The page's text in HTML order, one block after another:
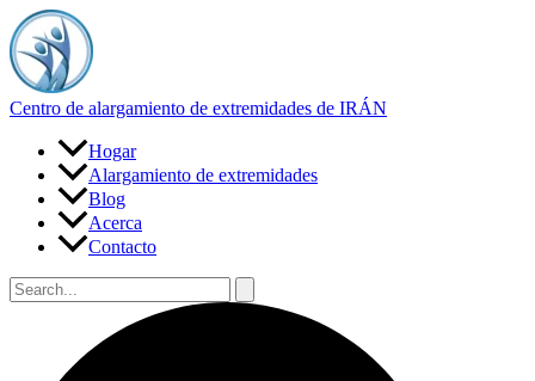
Ir
al
contenido
Centro de alargamiento de extremidades de IRÁN
Hogar
Alargamiento de extremidades
Blog
Acerca
Contacto
Buscar
por: